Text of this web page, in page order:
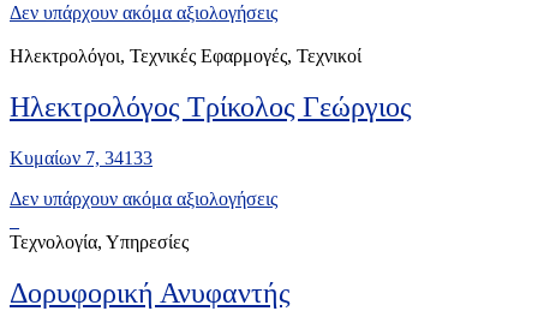
Δεν υπάρχουν ακόμα αξιολογήσεις
Ηλεκτρολόγοι, Τεχνικές Εφαρμογές, Τεχνικοί
Ηλεκτρολόγος Τρίκολος Γεώργιος
Κυμαίων 7, 34133
Δεν υπάρχουν ακόμα αξιολογήσεις
Τεχνολογία, Υπηρεσίες
Δορυφορική Ανυφαντής